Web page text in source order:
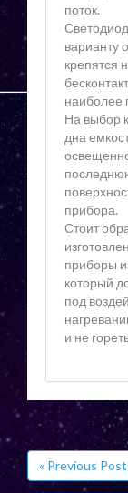
поток.
варианту
крепятся
наиболее
На выбор
дна
прибора.
Стоит
приборы
который
под
и не
« Previous Post